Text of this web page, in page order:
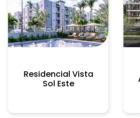
Residencial Vista
Sol Este